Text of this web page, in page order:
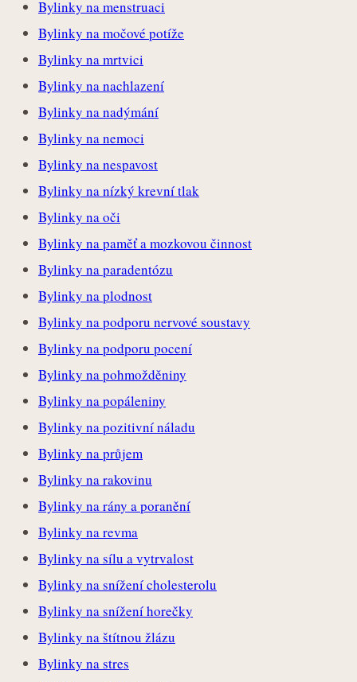
Bylinky na menstruaci
Bylinky na močové potíže
Bylinky na mrtvici
Bylinky na nachlazení
Bylinky na nadýmání
Bylinky na nemoci
Bylinky na nespavost
Bylinky na nízký krevní tlak
Bylinky na oči
Bylinky na paměť a mozkovou činnost
Bylinky na paradentózu
Bylinky na plodnost
Bylinky na podporu nervové soustavy
Bylinky na podporu pocení
Bylinky na pohmožděniny
Bylinky na popáleniny
Bylinky na pozitivní náladu
Bylinky na průjem
Bylinky na rakovinu
Bylinky na rány a poranění
Bylinky na revma
Bylinky na sílu a vytrvalost
Bylinky na snížení cholesterolu
Bylinky na snížení horečky
Bylinky na štítnou žlázu
Bylinky na stres